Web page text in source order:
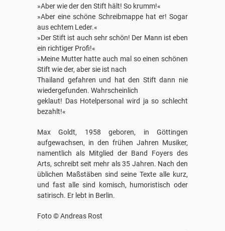
»Aber wie der den Stift hält! So krumm!«
»Aber eine schöne Schreibmappe hat er! Sogar
aus echtem Leder.«
»Der Stift ist auch sehr schön! Der Mann ist eben
ein richtiger Profi!«
»Meine Mutter hatte auch mal so einen schönen
Stift wie der, aber sie ist nach
Thailand gefahren und hat den Stift dann nie
wiedergefunden. Wahrscheinlich
geklaut! Das Hotelpersonal wird ja so schlecht
bezahlt!«
Max Goldt, 1958 geboren, in Göttingen
aufgewachsen, in den frühen Jahren Musiker,
namentlich als Mitglied der Band Foyers des
Arts, schreibt seit mehr als 35 Jahren. Nach den
üblichen Maßstäben sind seine Texte alle kurz,
und fast alle sind komisch, humoristisch oder
satirisch. Er lebt in Berlin.
Foto © Andreas Rost